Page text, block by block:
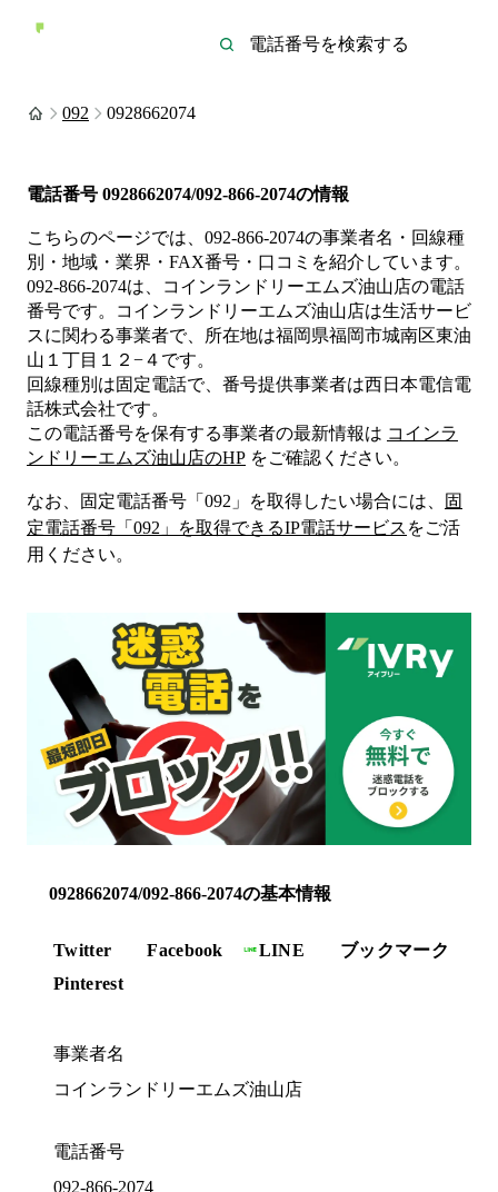
092 0928662074
電話番号 0928662074/092-866-2074の情報
こちらのページでは、 092-866-2074の事業者名・回線種
別・地域・業界・FAX番号・口コミを紹介しています。
092-866-2074は、 コインランドリーエムズ油山店の電話
番号です。
コインランドリーエムズ油山店は生活サービ
スに関わる事業者で、所在地は福岡県福岡市城南区東油
山１丁目１２−４ です。
回線種別は固定電話で、番号提供事業者は西日本電信電
話株式会社です。
この電話番号を保有する事業者の最新情報は コインラ
ンドリーエムズ油山店のHP をご確認ください。
なお、固定電話番号「 092 」を取得したい場合には、
固
定電話番号「 092 」を取得できるIP電話サービス をご活
用ください。
0928662074/092-866-2074の基本情報
Twitter Facebook LINE
ブックマーク
Pinterest
事業者名
コインランドリーエムズ油山店
電話番号
092-866-2074